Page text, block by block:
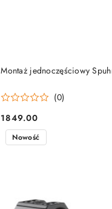
Montaż jednoczęściowy
(0)
Cena:
1849.00
DO
Nowość